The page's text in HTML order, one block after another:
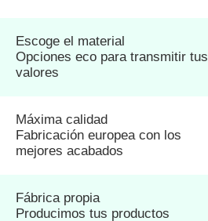
Escoge el material
Opciones eco para transmitir tus
valores
Máxima calidad
Fabricación europea con los
mejores acabados
Fábrica propia
Producimos tus productos